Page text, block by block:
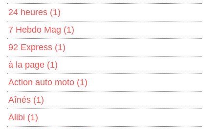
24 heures (1)
7 Hebdo Mag (1)
92 Express (1)
à la page (1)
Action auto moto (1)
Aînés (1)
Alibi (1)